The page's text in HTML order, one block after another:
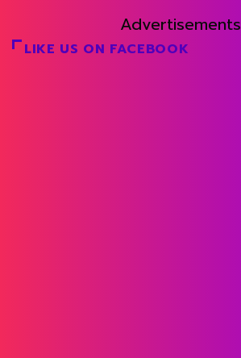
Advertisements
LIKE US ON FACEBOOK